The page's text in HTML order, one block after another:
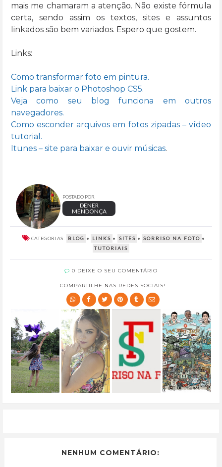
mais me chamaram a atenção. Não existe fórmula
certa, sendo assim os textos, sites e assuntos
linkados são bem variados. Espero que gostem.
Links:
Como transformar foto em pintura.
Link para baixar o Photoshop CS5.
Veja como seu blog funciona em outros
navegadores.
Como esconder arquivos em fotos zipadas – vídeo
tutorial.
Itunes – site para baixar e ouvir músicas.
POSTADO POR
DENER
MENDONÇA
CATEGORIAS: BLOG • LINKS • SITES • SORRISO NA FOTO •
TUTORIAIS
0 DEIXE O SEU COMENTÁRIO
COMPARTILHE NAS REDES SOCIAIS!
NENHUM COMENTÁRIO: